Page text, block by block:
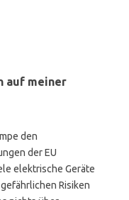
auf meiner
den
der EU
elektrische Geräte
Risiken